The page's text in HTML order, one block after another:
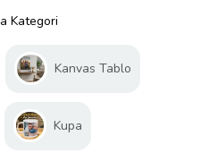
Kategori
Kanvas Tablo
Kupa